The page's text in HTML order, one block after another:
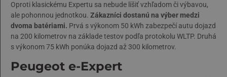
Oproti klasickému Expertu sa nebude líšiť vzhľadom či výbavou,
ale pohonnou jednotkou. Zákazníci dostanú na výber medzi
dvoma batériami. Prvá s výkonom 50 kWh zabezpečí autu dojazd
na 200 kilometrov na základe testov podľa protokolu WLTP. Druhá
s výkonom 75 kWh ponúka dojazd až 300 kilometrov.
Peugeot e-Expert